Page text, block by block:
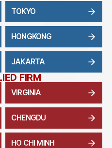
TOKYO
HONGKONG
JAKARTA
FIRM
VIRGINIA
CHENGDU
HO CHI MINH